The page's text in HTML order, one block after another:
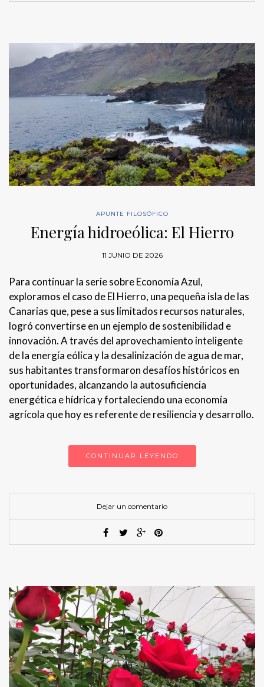
APUNTE FILOSÓFICO
Energía hidroeólica: El Hierro
11 JUNIO DE 2026
Para continuar la serie sobre Economía Azul,
exploramos el caso de El Hierro, una pequeña isla de las
Canarias que, pese a sus limitados recursos naturales,
logró convertirse en un ejemplo de sostenibilidad e
innovación. A través del aprovechamiento inteligente
de la energía eólica y la desalinización de agua de mar,
sus habitantes transformaron desafíos históricos en
oportunidades, alcanzando la autosuficiencia
energética e hídrica y fortaleciendo una economía
agrícola que hoy es referente de resiliencia y desarrollo.
CONTINUAR LEYENDO
Dejar un comentario